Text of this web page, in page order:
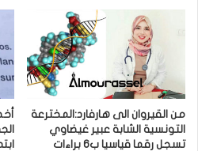
من القيروان الى هارفارد:المخترعة
التونسية الشابة عبير غيضاوي
تسجل رقما قياسيا ب6 براءات